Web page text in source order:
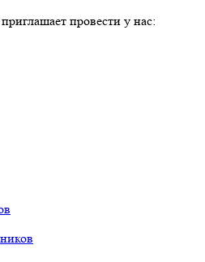
провести у нас: